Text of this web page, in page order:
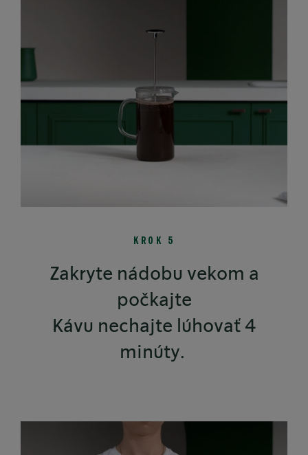
KROK 5
Zakryte nádobu vekom a
počkajte
Kávu nechajte lúhovať 4
minúty.